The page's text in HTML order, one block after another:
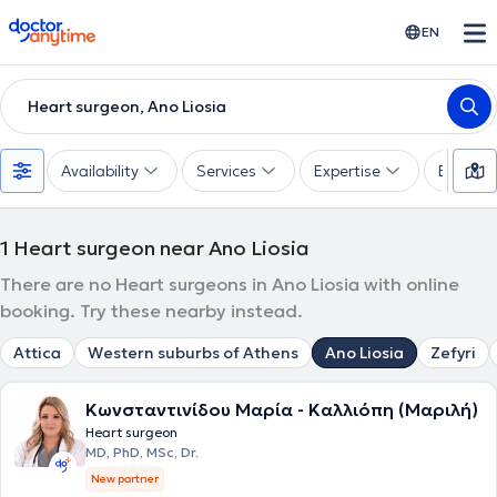
doctoranytime EN
Heart surgeon, Ano Liosia
Availability Services Expertise
1 Heart surgeon near Ano Liosia
There are no Heart surgeons in Ano Liosia with online
booking. Try these nearby instead.
Attica Western suburbs of Athens Ano Liosia Zefyri
Κωνσταντινίδου Μαρία - Καλλιόπη (Μαριλή)
Heart surgeon
MD, PhD, MSc, Dr.
New partner